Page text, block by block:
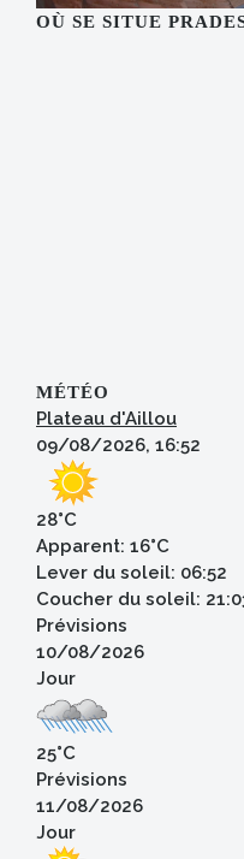
OÙ SE SITUE
MÉTÉO
Plateau d'Aillou
09/08/2026, 16:52
28°C
Apparent: 16°C
Lever du soleil: 06:52
Coucher du soleil:
Prévisions
10/08/2026
Jour
25°C
Prévisions
11/08/2026
Jour